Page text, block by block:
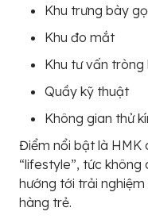
Khu trưng bày
Khu đo mắt
Khu tư vấn tròng
Quầy kỹ thuật
Không gian thử
Điểm nổi bật là HMK
“lifestyle”, tức không
hướng tới trải
hàng trẻ.